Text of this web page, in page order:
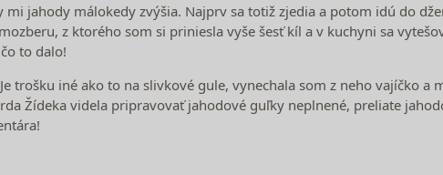
mi jahody málokedy zvýšia. Najprv sa totiž zjedia a potom idú do
z ktorého som si priniesla vyše šesť kíl a v kuchyni sa
to dalo!
trošku iné ako to na slivkové gule, vynechala som z neho vajíčko
Žídeka videla pripravovať jahodové guľky neplnené, preliate